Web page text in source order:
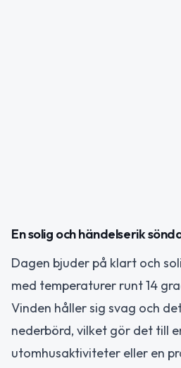
En solig och händelserik
Dagen bjuder på klart och
med temperaturer runt 14
Vinden håller sig svag och
nederbörd, vilket gör det till
utomhusaktiviteter eller en